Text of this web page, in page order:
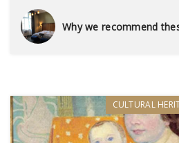
on admire le paysage depuis
André]. Why we recommend
CULTURAL